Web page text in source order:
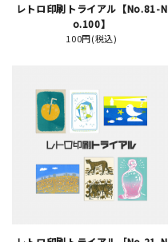
読みもの
イベント・ワークショップ
ギャラリー
おしらせ
レトロ印刷トライアル【No.81-N
o.100】
100円(税込)